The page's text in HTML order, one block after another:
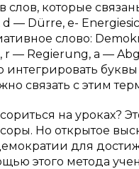
слов, которые
— Dürre, e-
слово:
r — Regierung, a —
связать с этим
на уроках?
Но открытое
для
этого метода